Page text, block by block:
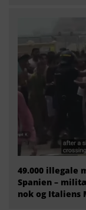
49.000 illegale
Spanien –
nok og Italiens